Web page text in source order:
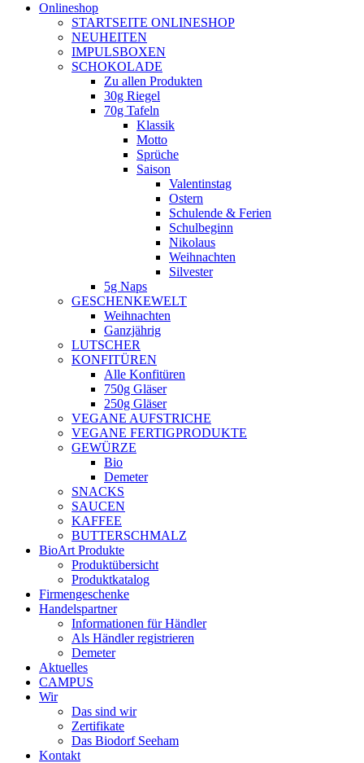
Onlineshop
STARTSEITE ONLINESHOP
NEUHEITEN
IMPULSBOXEN
SCHOKOLADE
Zu allen Produkten
30g Riegel
70g Tafeln
Klassik
Motto
Sprüche
Saison
Valentinstag
Ostern
Schulende & Ferien
Schulbeginn
Nikolaus
Weihnachten
Silvester
5g Naps
GESCHENKEWELT
Weihnachten
Ganzjährig
LUTSCHER
KONFITÜREN
Alle Konfitüren
750g Gläser
250g Gläser
VEGANE AUFSTRICHE
VEGANE FERTIGPRODUKTE
GEWÜRZE
Bio
Demeter
SNACKS
SAUCEN
KAFFEE
BUTTERSCHMALZ
BioArt Produkte
Produktübersicht
Produktkatalog
Firmengeschenke
Handelspartner
Informationen für Händler
Als Händler registrieren
Demeter
Aktuelles
CAMPUS
Wir
Das sind wir
Zertifikate
Das Biodorf Seeham
Kontakt